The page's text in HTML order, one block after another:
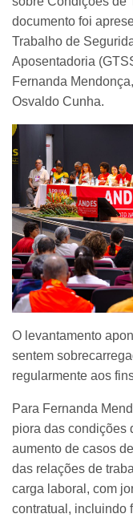
documento foi
Trabalho de
Aposentadoria
Fernanda
Osvaldo Cunha.
O levantamento
sentem
regularmente aos
Para Fernanda
piora das condições
aumento de casos
das relações de
carga laboral, com
contratual, incluindo